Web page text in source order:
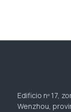
Edificio nº 17,
Wenzhou,